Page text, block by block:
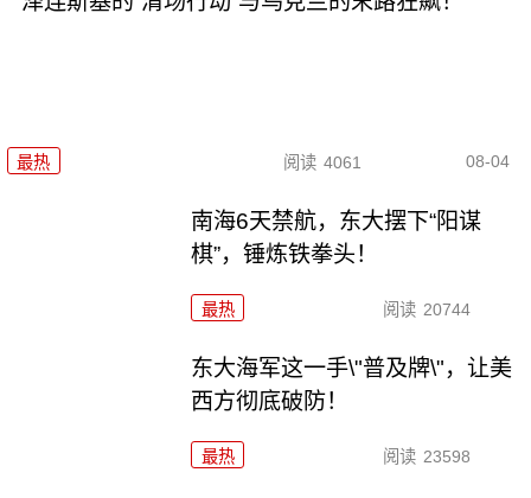
最热 阅读 4061 08-04
南海6天禁航，东大摆下“阳谋
棋”，锤炼铁拳头！
最热 阅读 20744
东大海军这一手\"普及牌\"，让美
西方彻底破防！
最热 阅读 23598